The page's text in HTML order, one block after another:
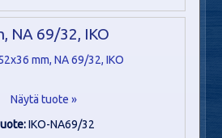
NA 69/32, IKO
Näytä tuote »
IKO-NA69/32